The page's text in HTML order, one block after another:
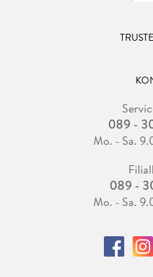
089 -
Mo. - Sa.
089 -
Mo. - Sa.